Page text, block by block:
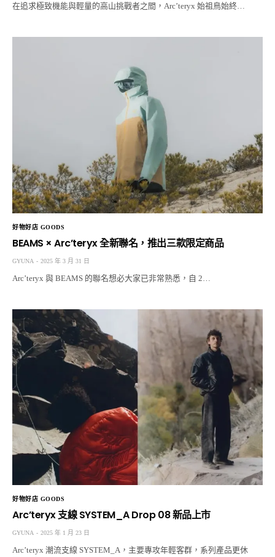
在追求極致機能與輕量的高山挑戰者之間，Arc’teryx 始祖鳥始終…
好物好店 GOODS
BEAMS × Arc’teryx 全新聯名，推出三款限定商品
GYUNA 2025 年 3 月 31 日
Arc’teryx 與 BEAMS 的聯名想必大家已非常熟悉，自 2…
好物好店 GOODS
Arc’teryx 支線 SYSTEM_A Drop 08 新品上市
GYUNA 2025 年 1 月 23 日
Arc’teryx 潮流支線 SYSTEM_A，主要專攻年輕客群，系列產品更休